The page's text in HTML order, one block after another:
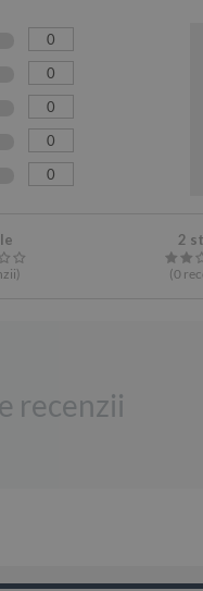
0
0
0
0
0
)
2
(0
recenzii